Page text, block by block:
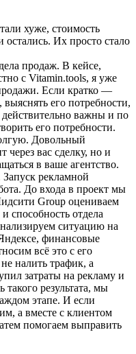
хуже, стоимость
остались. Их просто стало
продаж. В кейсе,
с Vitamin.tools, я уже
Если кратко —
его потребности,
действительно важны и по
его потребности.
Довольный
через вас сделку, но и
в ваше агентство.
Запуск рекламной
До входа в проект мы
Group оцениваем
способность отдела
ситуацию на
финансовые
всё это с его
налить трафик, а
затраты на рекламу и
результата, мы
этапе. И если
а вместе с клиентом
помогаем выправить